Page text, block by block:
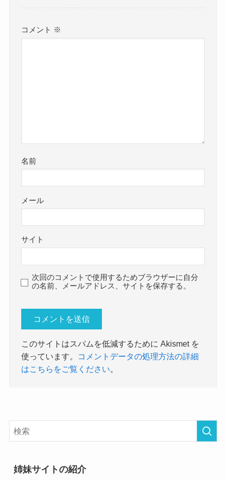
コメント ※
名前
メール
サイト
次回のコメントで使用するためブラウザーに自分
の名前、メールアドレス、サイトを保存する。
このサイトはスパムを低減するために Akismet を
使っています。
コメントデータの処理方法の詳細
はこちらをご覧ください。
姉妹サイトの紹介